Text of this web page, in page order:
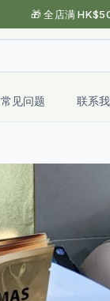
🎁 全店满
常见问题 联系